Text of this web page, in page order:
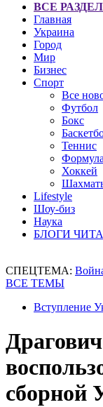
ВСЕ
Главная
Украина
Город
Мир
Бизнес
Спорт
Все
Футбол
Бокс
Теннис
Хоккей
Lifestyle
Шоу-биз
Наука
БЛОГИ
СПЕЦТЕМА:
ВСЕ ТЕМЫ
Вступление
сборной